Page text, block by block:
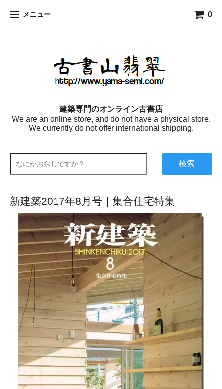
メニュー 0
建築専門のオンライン古書店
We are an online store, and do not have a physical store.
We currently do not offer international shipping.
検索
新建築2017年8月号｜集合住宅特集